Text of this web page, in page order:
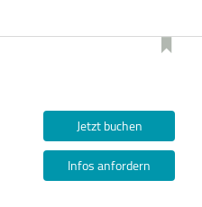
Jetzt buchen
Infos anfordern